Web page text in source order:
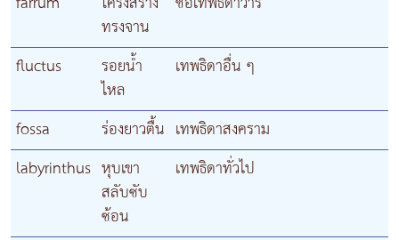
ทรงจาน
fluctus รอยน้ำ
ไหล
เทพธิดาอื่น ๆ
fossa ร่องยาวตื้น เทพธิดาสงคราม
labyrinthus หุบเขา
สลับซับ
ซ้อน
เทพธิดาทั่วไป